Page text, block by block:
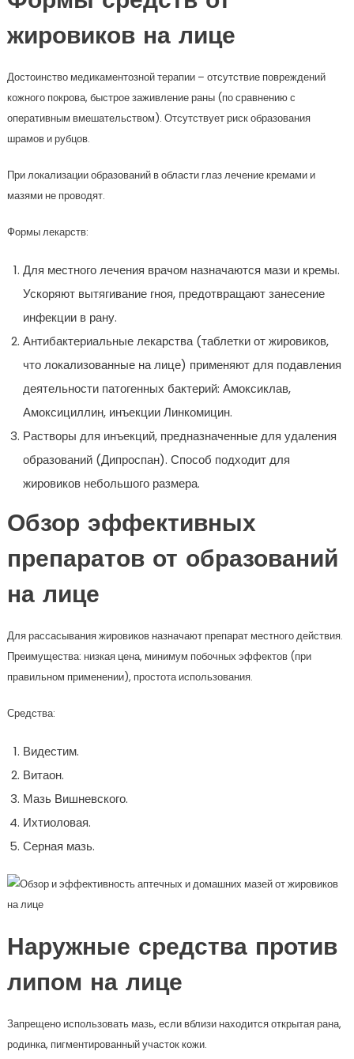
жировиков на лице
Достоинство медикаментозной терапии – отсутствие повреждений
кожного покрова, быстрое заживление раны (по сравнению с
оперативным вмешательством). Отсутствует риск образования
шрамов и рубцов.
При локализации образований в области глаз лечение кремами и
мазями не проводят.
Формы лекарств:
Для местного лечения врачом назначаются мази и кремы.
Ускоряют вытягивание гноя, предотвращают занесение
инфекции в рану.
Антибактериальные лекарства (таблетки от жировиков,
что локализованные на лице) применяют для подавления
деятельности патогенных бактерий: Амоксиклав,
Амоксициллин, инъекции Линкомицин.
Растворы для инъекций, предназначенные для удаления
образований (Дипроспан). Способ подходит для
жировиков небольшого размера.
Обзор эффективных
препаратов от образований
на лице
Для рассасывания жировиков назначают препарат местного действия.
Преимущества: низкая цена, минимум побочных эффектов (при
правильном применении), простота использования.
Средства:
Видестим.
Витаон.
Мазь Вишневского.
Ихтиоловая.
Серная мазь.
Наружные средства против
липом на лице
Запрещено использовать мазь, если вблизи находится открытая рана,
родинка, пигментированный участок кожи.